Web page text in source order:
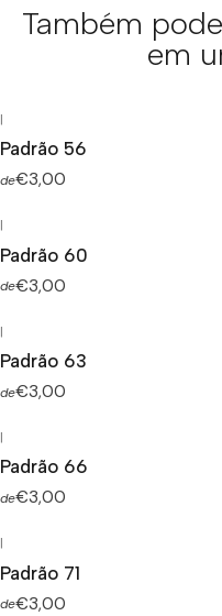
Também
em
|
Padrão 56
de€3,00
|
Padrão 60
de€3,00
|
Padrão 63
de€3,00
|
Padrão 66
de€3,00
|
Padrão 71
de€3,00